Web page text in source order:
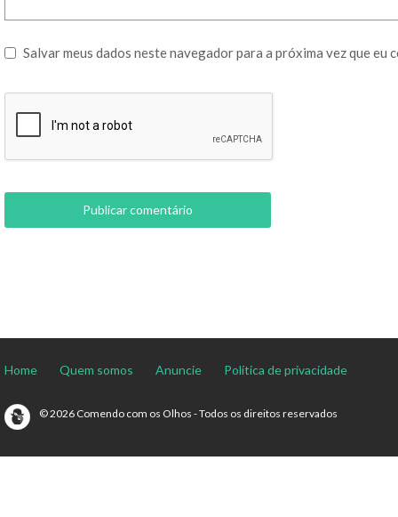
Salvar meus dados neste navegador para a próxima vez que eu
Home Quem somos Anuncie Política de privacidade
© 2026 Comendo com os Olhos - Todos os direitos reservados